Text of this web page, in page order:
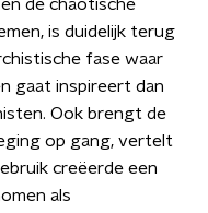
de chaotische
is duidelijk terug
fase waar
gaat inspireert dan
Ook brengt de
op gang, vertelt
creëerde een
als